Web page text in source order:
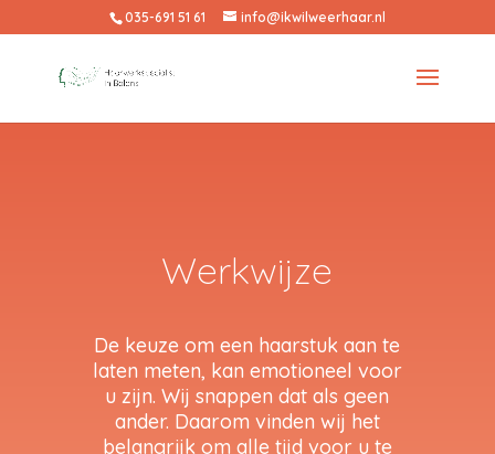
035-691 51 61 info@ikwilweerhaar.nl
Werkwijze
De keuze om een haarstuk aan te
laten meten, kan emotioneel voor
u zijn. Wij snappen dat als geen
ander. Daarom vinden wij het
belangrijk om alle tijd voor u te